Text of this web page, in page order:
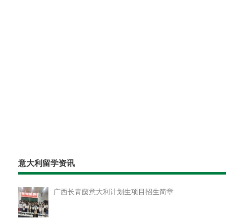
意大利留学资讯
广西长青藤意大利计划生项目招生简章